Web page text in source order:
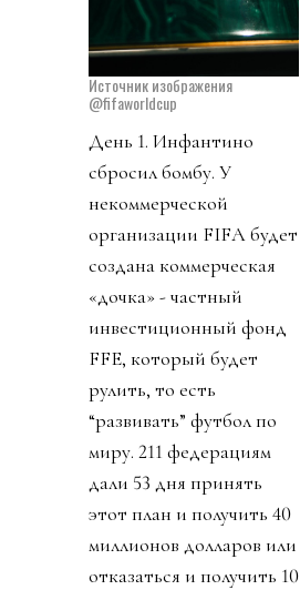
Источник изображения
@fifaworldcup
День 1. Инфантино
сбросил бомбу. У
некоммерческой
организации FIFA будет
создана коммерческая
«дочка» - частный
инвестиционный фонд
FFE, который будет
рулить, то есть
“развивать” футбол по
миру. 211 федерациям
дали 53 дня принять
этот план и получить 40
миллионов долларов или
отказаться и получить 10